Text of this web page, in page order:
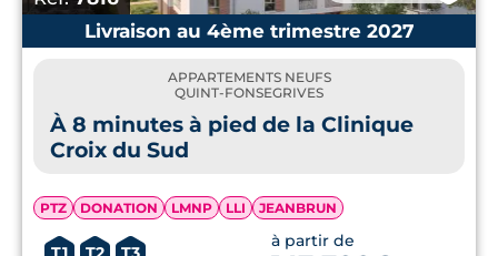
Livraison au 4ème trimestre 2027
APPARTEMENTS NEUFS
QUINT-FONSEGRIVES
À 8 minutes à pied de la Clinique
Croix du Sud
PTZ DONATION LMNP LLI JEANBRUN
à partir de